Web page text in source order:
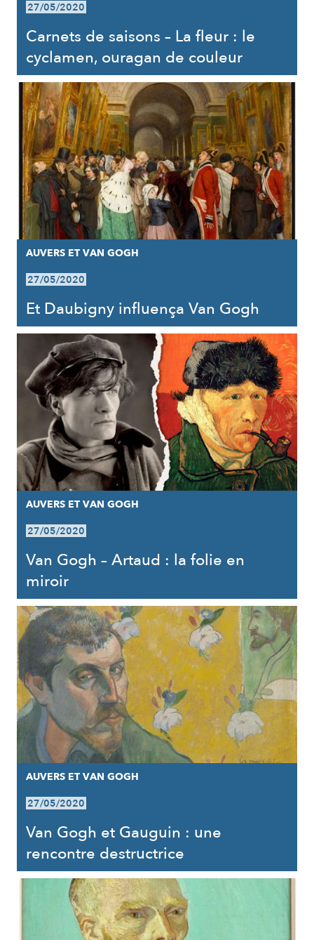
27/05/2020
Carnets de saisons – La fleur : le
cyclamen, ouragan de couleur
AUVERS ET VAN GOGH
27/05/2020
Et Daubigny influença Van Gogh
AUVERS ET VAN GOGH
27/05/2020
Van Gogh – Artaud : la folie en
miroir
AUVERS ET VAN GOGH
27/05/2020
Van Gogh et Gauguin : une
rencontre destructrice